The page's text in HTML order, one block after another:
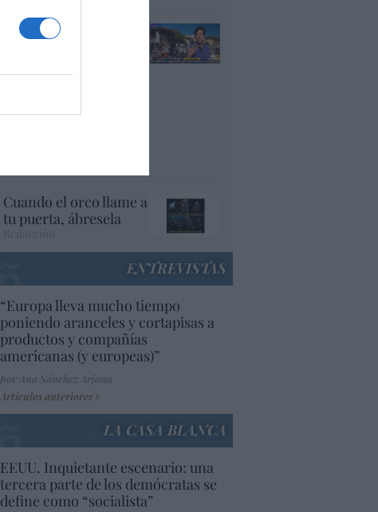
Telepedro en acción:
Ceuta, "muchos son
diplomados, que están
Cuando el orco llame a
tu puerta, ábresela
ENTREVISTAS
“Europa lleva mucho tiempo
poniendo aranceles y cortapisas a
productos y compañías
americanas (y europeas)”
Artículos anteriores
LA CASA BLANCA
EEUU. Inquietante escenario: una
tercera parte de los demócratas se
define como “socialista”